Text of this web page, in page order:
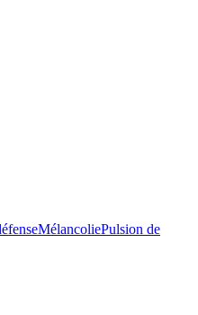
MélancoliePulsion de